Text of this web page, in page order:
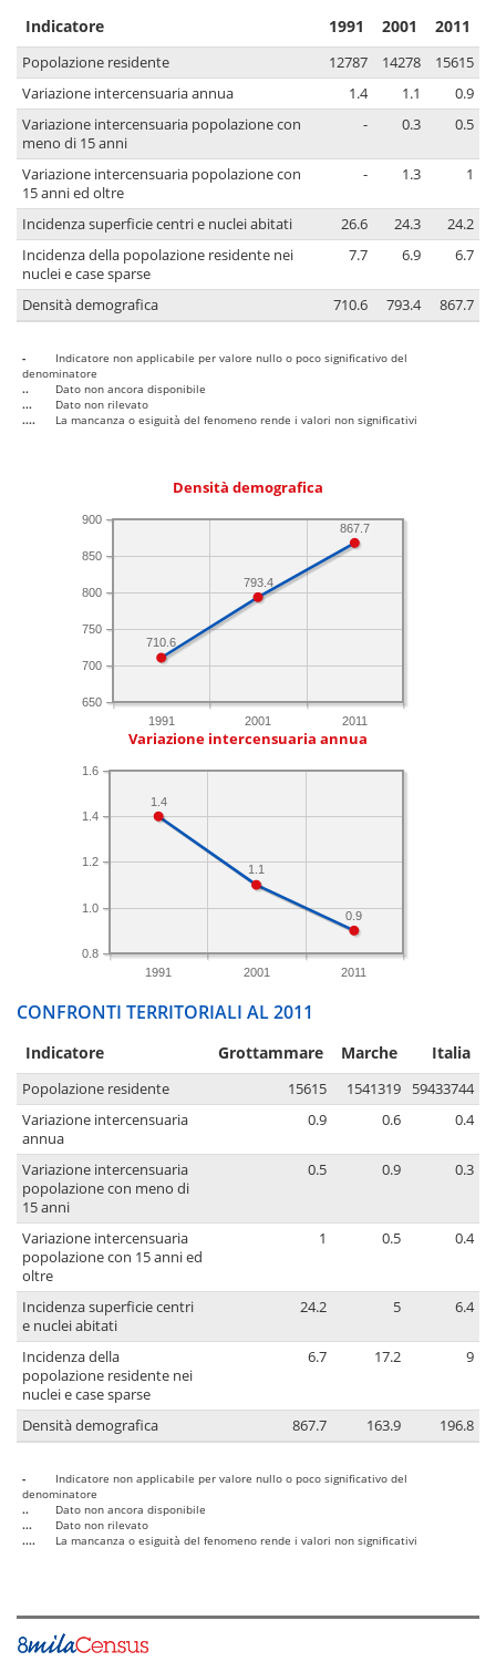
Indicatore 1991 2001 2011
Popolazione residente 12787 14278
15615
Variazione intercensuaria annua
1.4 1.1
0.9
Variazione intercensuaria popolazione con
meno di 15 anni
- 0.3 0.5
Variazione intercensuaria popolazione con
15 anni ed oltre
- 1.3 1
Incidenza superficie centri e nuclei abitati 26.6 24.3
24.2
Incidenza della popolazione residente nei
nuclei e case sparse
7.7 6.9 6.7
Densità demografica 710.6 793.4 867.7
-
Indicatore non applicabile per valore nullo o poco significativo del
denominatore
..
Dato non ancora disponibile
...
Dato non rilevato
....
La mancanza o esiguità del fenomeno rende i valori non significativi
Densità demografica
1991 2001 2011
650
700
750
800
850
900
867.7
793.4
710.6
Variazione intercensuaria annua
1991 2001 2011
0.8
1.0
1.2
1.4
1.6
0.9
1.1
1.4
CONFRONTI TERRITORIALI AL 2011
Indicatore Grottammare Marche Italia
Popolazione residente 15615 1541319
59433744
Variazione intercensuaria
annua
0.9 0.6 0.4
Variazione intercensuaria
popolazione con meno di
15 anni
0.5 0.9 0.3
Variazione intercensuaria
popolazione con 15 anni ed
oltre
1 0.5 0.4
Incidenza superficie centri
e nuclei abitati
24.2 5 6.4
Incidenza della
popolazione residente nei
nuclei e case sparse
6.7 17.2 9
Densità demografica 867.7 163.9 196.8
-
Indicatore non applicabile per valore nullo o poco significativo del
denominatore
..
Dato non ancora disponibile
...
Dato non rilevato
....
La mancanza o esiguità del fenomeno rende i valori non significativi